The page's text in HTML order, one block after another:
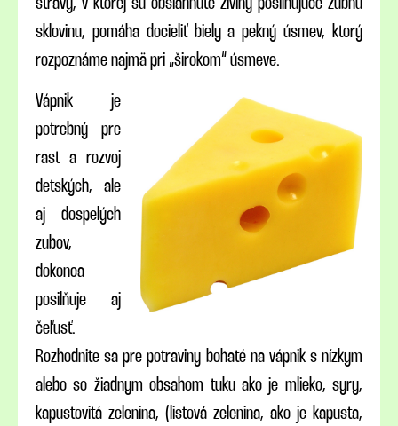
sklovinu, pomáha docieliť biely a pekný úsmev, ktorý
rozpoznáme najmä pri „širokom“ úsmeve.
Vápnik je
potrebný pre
rast a rozvoj
detských, ale
aj dospelých
zubov,
dokonca
posilňuje aj
čeľusť.
Rozhodnite sa pre potraviny bohaté na vápnik s nízkym
alebo so žiadnym obsahom tuku ako je mlieko, syry,
kapustovitá zelenina, (listová zelenina, ako je kapusta,